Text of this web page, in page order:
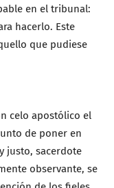
en el tribunal:
hacerlo. Este
que pudiese
celo apostólico el
de poner en
justo, sacerdote
observante, se